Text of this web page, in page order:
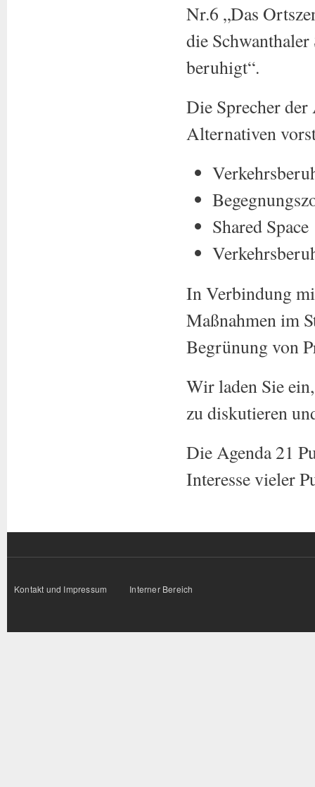
Nr.6 „Das
die
beruhigt“.
Die Sprecher der
Alternativen
Shared Space
In Verbindung
Maßnahmen im
Begrünung von
Wir laden Sie
zu diskutieren
Die Agenda 21
Interesse vieler
Kontakt und Impressum Interner Bereich